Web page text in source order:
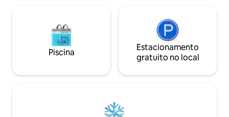
Piscina
Estacionamento
gratuito no local